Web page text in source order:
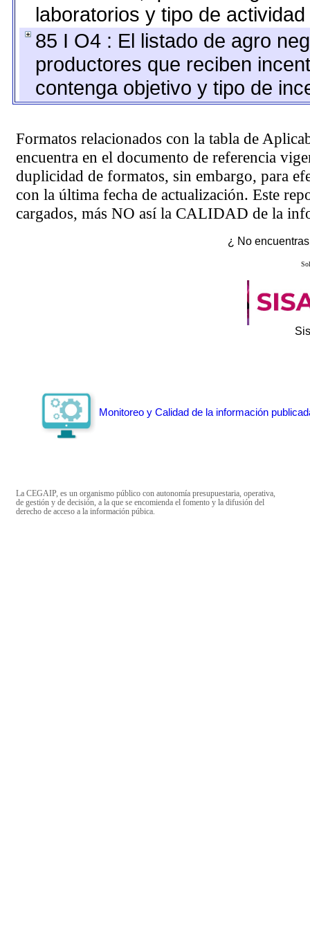
laboratorios y tipo de actividad
85 I O4 : El listado de agro
productores que reciben
contenga objetivo y tipo de
Formatos relacionados con la tabla de
encuentra en el documento de referencia
duplicidad de formatos, sin embargo, para
con la última fecha de actualización. Este
cargados, más NO así la CALIDAD de la
¿ No
Monitoreo y Calidad de la información
La CEGAIP, es un organismo público con autonomía presupuestaria, operativa,
de gestión y de decisión, a la que se encomienda el fomento y la difusión del
derecho de acceso a la información púbica.